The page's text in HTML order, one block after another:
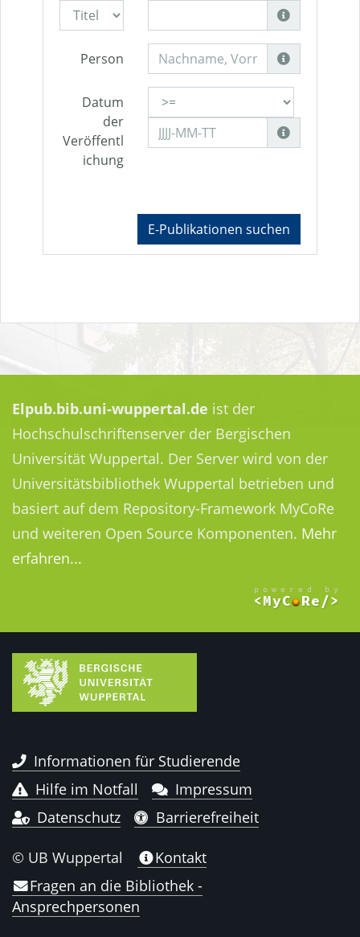
Person
Datum
der
Veröffentl
ichung
E-Publikationen suchen
Elpub.bib.uni-wuppertal.de ist der
Hochschulschriftenserver der Bergischen
Universität Wuppertal. Der Server wird von der
Universitätsbibliothek Wuppertal betrieben und
basiert auf dem Repository-Framework MyCoRe
und weiteren Open Source Komponenten. Mehr
erfahren...
Informationen für Studierende
Hilfe im Notfall
Impressum
Datenschutz
Barrierefreiheit
© UB Wuppertal
Kontakt
Fragen an die Bibliothek -
Ansprechpersonen